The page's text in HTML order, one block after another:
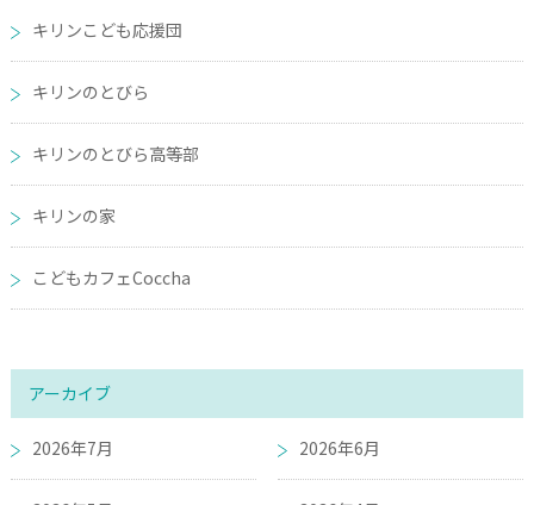
キリンこども応援団
キリンのとびら
キリンのとびら高等部
キリンの家
こどもカフェCoccha
アーカイブ
2026年7月 2026年6月